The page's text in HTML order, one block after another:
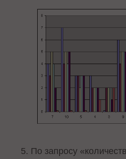
По запросу